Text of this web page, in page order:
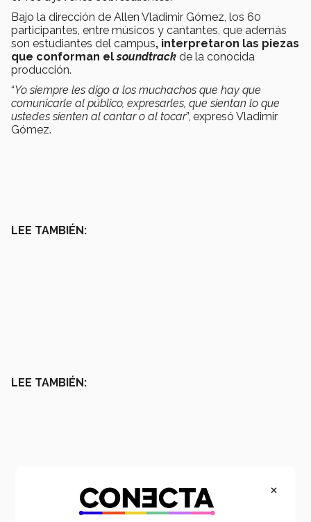
Bajo la dirección de Allen Vladimir Gómez, los 60
participantes, entre músicos y cantantes, que además
son estudiantes del campus, interpretaron las piezas
que conforman elsoundtrack de la conocida
producción.
“Yo siempre les digo a los muchachos que hay que
comunicarle al público, expresarles, que sientan lo que
ustedes sienten al cantar o al tocar”, expresó Vladimir
Gómez.
LEE TAMBIÉN:
LEE TAMBIÉN:
×